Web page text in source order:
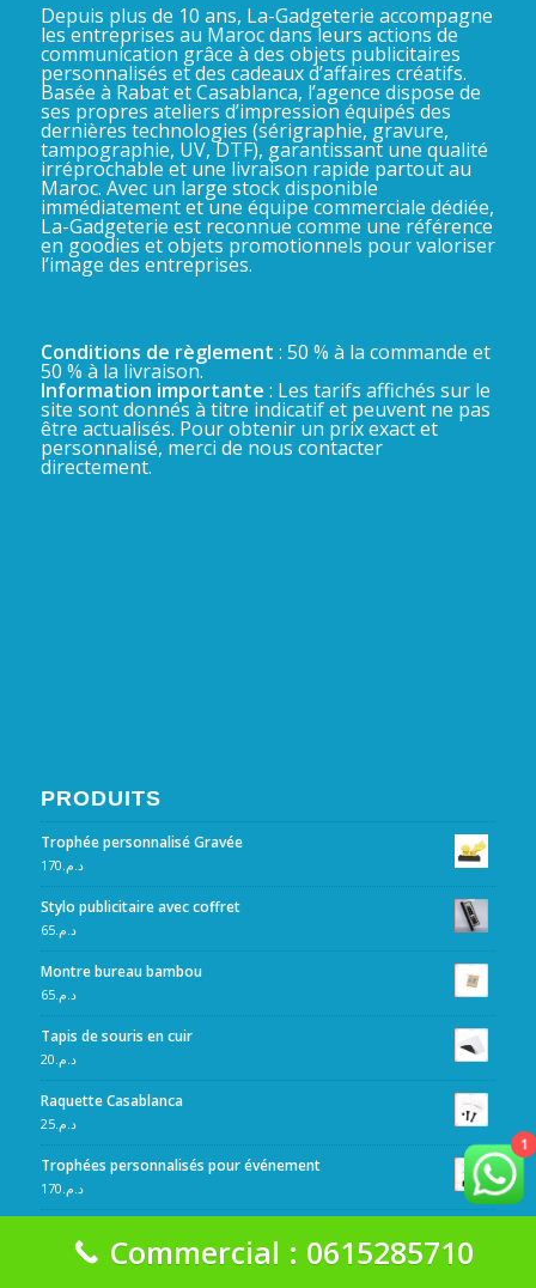
Depuis plus de 10 ans, La-Gadgeterie accompagne
les entreprises au Maroc dans leurs actions de
communication grâce à des objets publicitaires
personnalisés et des cadeaux d’affaires créatifs.
Basée à Rabat et Casablanca, l’agence dispose de
ses propres ateliers d’impression équipés des
dernières technologies (sérigraphie, gravure,
tampographie, UV, DTF), garantissant une qualité
irréprochable et une livraison rapide partout au
Maroc. Avec un large stock disponible
immédiatement et une équipe commerciale dédiée,
La-Gadgeterie est reconnue comme une référence
en goodies et objets promotionnels pour valoriser
l’image des entreprises.
Conditions de règlement : 50 % à la commande et
50 % à la livraison.
Information importante : Les tarifs affichés sur le
site sont donnés à titre indicatif et peuvent ne pas
être actualisés. Pour obtenir un prix exact et
personnalisé, merci de nous contacter
directement.
PRODUITS
Trophée personnalisé Gravée
د.م.170
Stylo publicitaire avec coffret
د.م.65
Montre bureau bambou
د.م.65
Tapis de souris en cuir
د.م.20
Raquette Casablanca
د.م.25
Trophées personnalisés pour événement
د.م.170
1
Commercial : 0615285710